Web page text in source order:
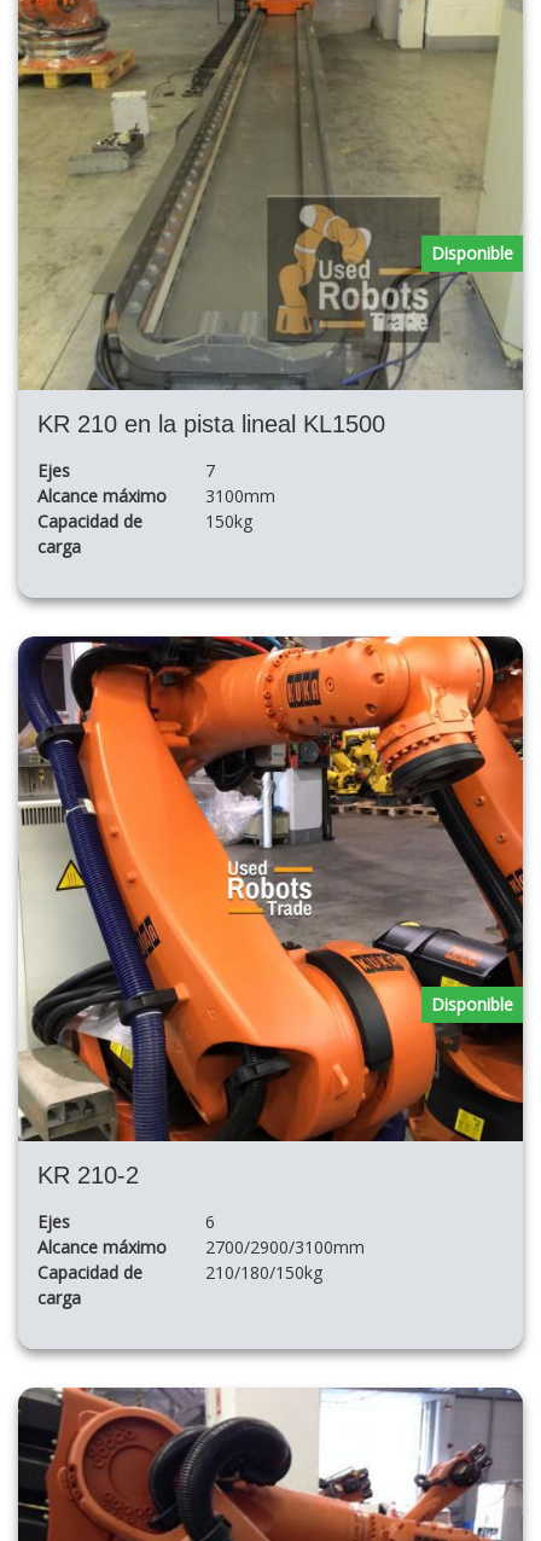
KR 210 en la pista lineal KL1500
Ejes
7
Alcance máximo
3100mm
Capacidad de
carga
150kg
Disponible
KR 210-2
Ejes
6
Alcance máximo
2700/2900/3100mm
Capacidad de
carga
210/180/150kg
Disponible